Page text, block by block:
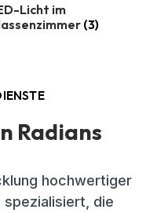
Licht im
(3)
Radians
hochwertiger
spezialisiert, die